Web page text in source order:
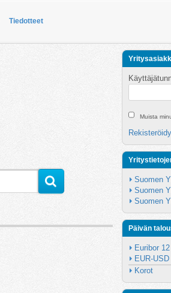
Tiedotteet
Muista
Rekisteröidy
Suomen
Suomen
Suomen
Päivän
Euribor
EUR-USD
Korot